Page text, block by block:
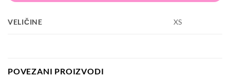
VELIČINE XS
POVEZANI PROIZVODI